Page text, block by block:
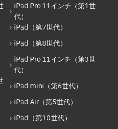
5世代）
iPad Pro 11インチ（第1世
代）
iPad（第7世代）
iPad（第8世代）
iPad Pro 11インチ（第3世
代）
iPad mini（第6世代）
iPad Air（第5世代）
iPad（第10世代）